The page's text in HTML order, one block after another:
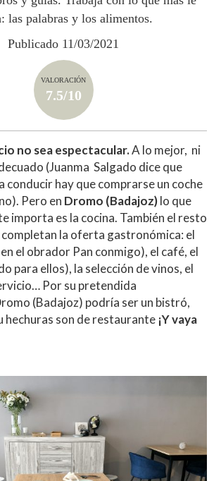
las palabras y los alimentos.
Publicado 11/03/2021
VALORACIÓN
7.5/10
no sea espectacular.A lo mejor, ni
(Juanma Salgado dice que
conducir hay que comprarse un coche
Pero en Dromo (Badajoz)lo que
importa es la cocina. También el resto
la oferta gastronómica: el
el obrador Pan conmigo), el café, el
para ellos), la selección de vinos, el
Por su pretendida
(Badajoz) podría ser un bistró,
hechuras son de restaurante ¡Y vaya